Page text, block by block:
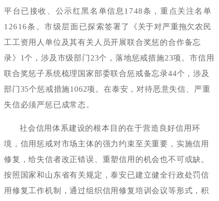
平台已接收、公示红黑名单信息1748条，重点关注名单
12616条。市级层面已探索签署了《关于对严重拖欠农民
工工资用人单位及其有关人员开展联合奖惩的合作备忘
录》1个，涉及市级部门23个，落地惩戒措施23项。市信用
联合奖惩子系统梳理国家部委联合惩戒备忘录44个，涉及
部门35个惩戒措施1062项。在泰安，对待恶意失信、严重
失信必须严惩已成常态。
社会信用体系建设的根本目的在于营造良好信用环
境，信用惩戒对市场主体的强力约束至关重要，实施信用
修复，给失信者改正错误、重塑信用的机会也不可或缺。
按照国家和山东省有关规定，泰安已建立健全行政处罚信
用修复工作机制，通过组织信用修复培训会议等形式，积